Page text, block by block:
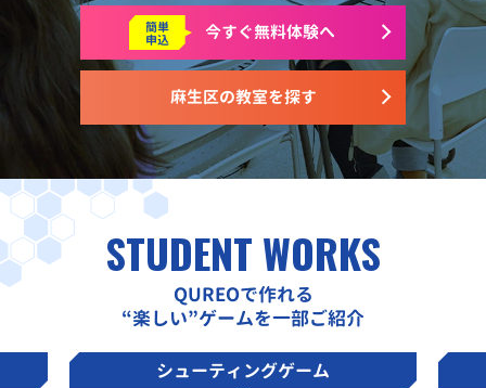
麻生区の教室を探す
簡単
申込 今すぐ無料体験へ
STUDENT WORKS
QUREOで作れる
“楽しい”ゲームを一部ご紹介
シューティングゲーム